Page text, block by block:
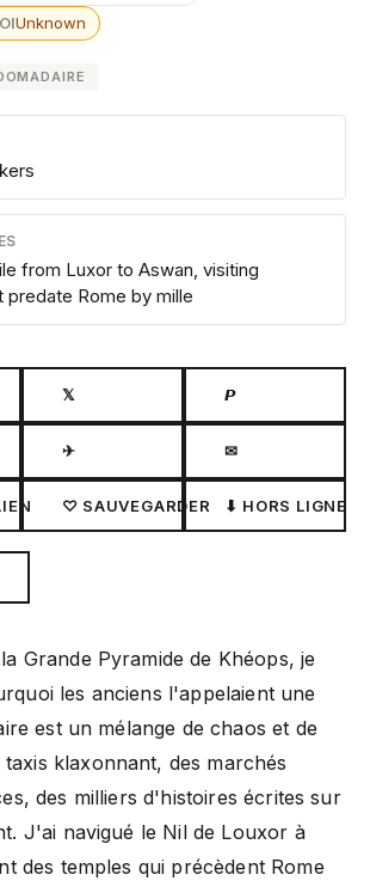
Unknown
from Luxor to Aswan, visiting
predate Rome by mille
𝕏 𝙋
✈ ✉
♡ SAUVEGARDER ⬇ HORS LIGNE
Grande Pyramide de Khéops, je
les anciens l'appelaient une
est un mélange de chaos et de
klaxonnant, des marchés
des milliers d'histoires écrites sur
J'ai navigué le Nil de Louxor à
des temples qui précèdent Rome